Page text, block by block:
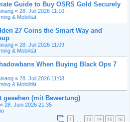
Guide to Buy OSRS Gold Securely
« 28. Juli 2026 11:10
& Mobilität
27 Coins the Smart Way and
« 28. Juli 2026 11:09
& Mobilität
When Buying Black Ops 7
« 28. Juli 2026 11:08
& Mobilität
gesehen (mit Bewertung)
« 28. Juni 2026 21:35
1 13 14 15 16